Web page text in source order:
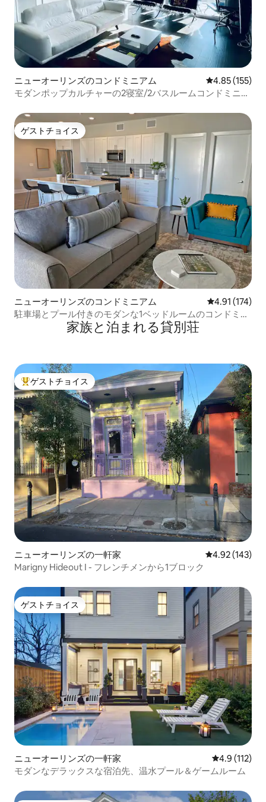
ニューオーリンズのコンドミニアム レビュー155
4.85 (155)
モダンポップカルチャーの2寝室/2バスルームコンドミニア
ゲストチョイス
ゲストチョイス
ニューオーリンズのコンドミニアム レビュー174
4.91 (174)
駐車場とプール付きのモダンな1ベッドルームのコンドミニ
家族と泊まれる貸別荘
大好評のゲストチョイスです。
ゲストチョイス
ニューオーリンズの一軒家 レビュー143
4.92 (143)
Marigny Hideout I - フレンチメンから1ブロック
ゲストチョイス
ゲストチョイス
ニューオーリンズの一軒家 レビュー112
4.9 (112)
モダンなデラックスな宿泊先、温水プール＆ゲームルーム